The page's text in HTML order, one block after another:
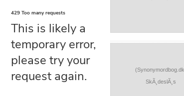
SkÃ¸deslÃ¸s